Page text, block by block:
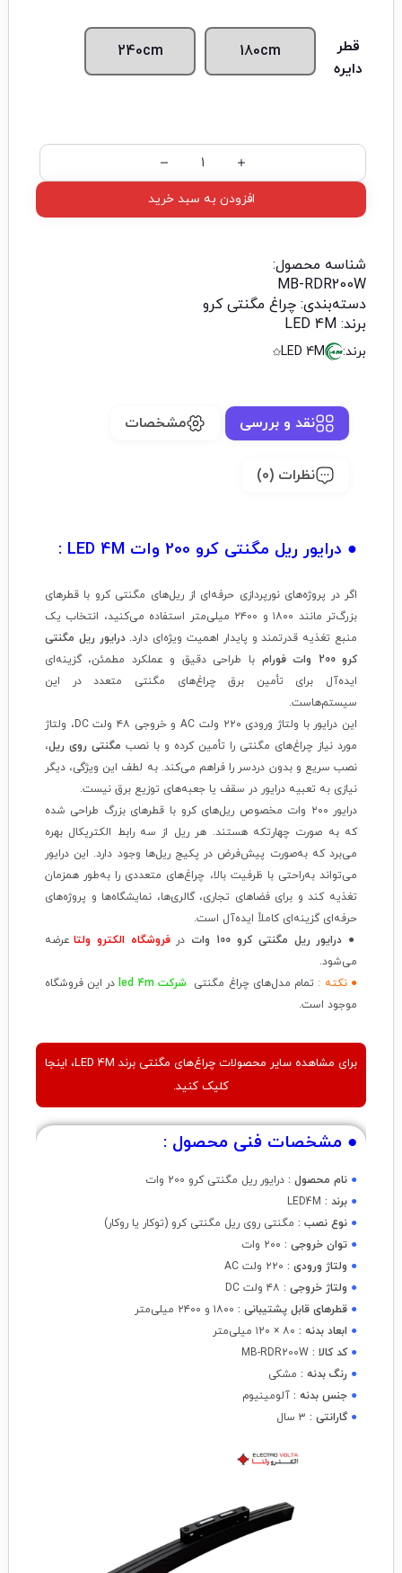
قطر
دایره
180cm
240cm
افزودن به سبد خرید
شناسه محصول:
MB-RDR200W
دسته‌بندی: چراغ مگنتی کرو
برند: LED 4M
برند: LED 4M
نقد و بررسی مشخصات
نظرات (0)
● درایور ریل مگنتی کرو 200 وات LED 4M :
اگر در پروژه‌های نورپردازی حرفه‌ای از ریل‌های مگنتی کرو با قطرهای
بزرگ‌تر مانند ۱۸۰۰ و ۲۴۰۰ میلی‌متر استفاده می‌کنید، انتخاب یک
منبع تغذیه قدرتمند و پایدار اهمیت ویژه‌ای دارد.درایور ریل مگنتی
کرو 200 وات فورام
با طراحی دقیق و عملکرد مطمئن، گزینه‌ای
ایده‌آل برای تأمین برق چراغ‌های مگنتی متعدد در این
سیستم‌هاست.
این درایور با ولتاژ ورودی ۲۲۰ ولت AC و خروجی ۴۸ ولت DC، ولتاژ
مورد نیاز چراغ‌های مگنتی را تأمین کرده و با نصب مگنتی روی ریل،
نصب سریع و بدون دردسر را فراهم می‌کند. به لطف این ویژگی، دیگر
نیازی به تعبیه درایور در سقف یا جعبه‌های توزیع برق نیست.
درایور ۲۰۰ وات مخصوص ریل‌های کرو با قطرهای بزرگ طراحی شده
که به صورت چهارتکه هستند. هر ریل از سه رابط الکتریکال بهره
می‌برد که به‌صورت پیش‌فرض در پکیج ریل‌ها وجود دارد. این درایور
می‌تواند به‌راحتی با ظرفیت بالا، چراغ‌های متعددی را به‌طور همزمان
تغذیه کند و برای فضاهای تجاری، گالری‌ها، نمایشگاه‌ها و پروژه‌های
حرفه‌ای گزینه‌ای کاملاً ایده‌آل است.
● درایور ریل مگنتی کرو 100 وات
درفروشگاه الکترو ولتا عرضه
می‌شود.
● نکته : تمام مدل‌های چراغ مگنتیشرکت led 4mدر این فروشگاه
موجود است.
برای مشاهده سایر محصولات چراغ‌های مگنتی برند LED 4M، اینجا
کلیک کنید.
● مشخصات فنی محصول :
● نام محصول :درایور ریل مگنتی کرو 200 وات
● برند :LED4M
● نوع نصب :مگنتی روی ریل مگنتی کرو (توکار یا روکار)
● توان خروجی :۲۰۰ وات
● ولتاژ ورودی :۲۲۰ ولت AC
● ولتاژ خروجی :۴۸ ولت DC
● قطرهای قابل پشتیبانی :۱۸۰۰ و ۲۴۰۰ میلی‌متر
● ابعاد بدنه :۸۰ × ۱2۰ میلی‌متر
● کد کالا :MB-RDR200W
● رنگ بدنه :مشکی
● جنس بدنه :آلومینیوم
● گارانتی :۳ سال